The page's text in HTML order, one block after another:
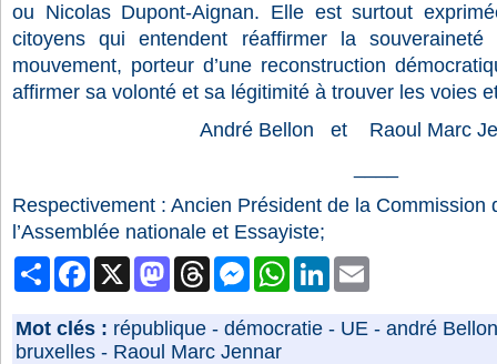
ou Nicolas Dupont-Aignan. Elle est surtout
citoyens qui entendent réaffirmer la
mouvement, porteur d’une reconstruction
affirmer sa volonté et sa légitimité à trouver les voies
André Bellon et Raoul Marc
Respectivement : Ancien Président de la Commission
l’Assemblée nationale et Essayiste;
PartagerFacebook MastodonThreads MessengerWhatsAppLinkedIn
Mot clés : république - démocratie - UE - andré Bellon
bruxelles - Raoul Marc Jennar